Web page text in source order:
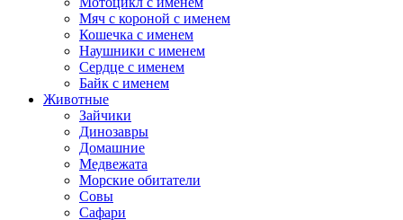
Мяч с короной с именем
Кошечка с именем
Наушники с именем
Сердце с именем
Байк с именем
Животные
Зайчики
Динозавры
Домашние
Медвежата
Морские обитатели
Совы
Сафари